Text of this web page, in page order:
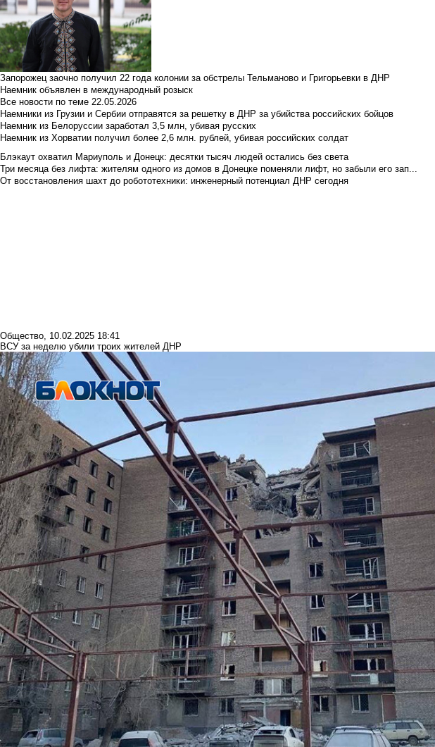
Запорожец заочно получил 22 года колонии за обстрелы Тельманово и Григорьевки в ДНР
Наемник объявлен в международный розыск
Все новости по теме 22.05.2026
Наемники из Грузии и Сербии отправятся за решетку в ДНР за убийства российских бойцов
Наемник из Белоруссии заработал 3,5 млн, убивая русских
Наемник из Хорватии получил более 2,6 млн. рублей, убивая российских солдат
Блэкаут охватил Мариуполь и Донецк: десятки тысяч людей остались без света
Три месяца без лифта: жителям одного из домов в Донецке поменяли лифт, но забыли его зап...
От восстановления шахт до робототехники: инженерный потенциал ДНР сегодня
Общество 10.02.2025 18:41
ВСУ за неделю убили троих жителей ДНР